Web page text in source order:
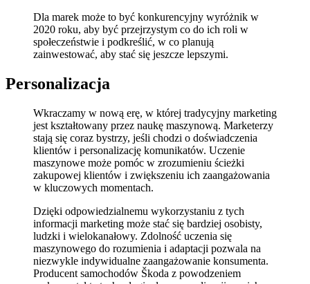
Dla marek może to być konkurencyjny wyróżnik w
2020 roku, aby być przejrzystym co do ich roli w
społeczeństwie i podkreślić, w co planują
zainwestować, aby stać się jeszcze lepszymi.
Personalizacja
Wkraczamy w nową erę, w której tradycyjny marketing
jest kształtowany przez naukę maszynową. Marketerzy
stają się coraz bystrzy, jeśli chodzi o doświadczenia
klientów i personalizację komunikatów. Uczenie
maszynowe może pomóc w zrozumieniu ścieżki
zakupowej klientów i zwiększeniu ich zaangażowania
w kluczowych momentach.
Dzięki odpowiedzialnemu wykorzystaniu z tych
informacji marketing może stać się bardziej osobisty,
ludzki i wielokanałowy. Zdolność uczenia się
maszynowego do rozumienia i adaptacji pozwala na
niezwykle indywidualne zaangażowanie konsumenta.
Producent samochodów Škoda z powodzeniem